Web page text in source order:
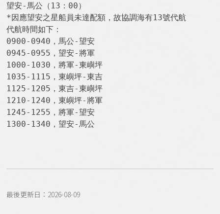
望安-馬公（13：00）
*因應望安之星船員未達配額，故協調海有13號代航
代航時間如下：
0900-0940，馬公-望安
0945-0955，望安-將軍
1000-1030，將軍-東嶼坪
1035-1115，東嶼坪-東吉
1125-1205，東吉-東嶼坪
1210-1240，東嶼坪-將軍
1245-1255，將軍-望安
1300-1340，望安-馬公
最後更新日：2026-08-09